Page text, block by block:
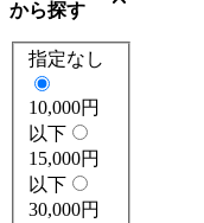
から探す
指定なし
10,000円
以下
15,000円
以下
30,000円